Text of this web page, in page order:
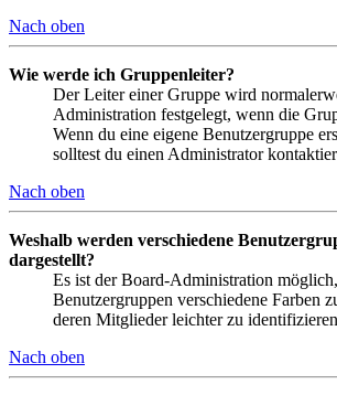
Nach oben
Wie werde ich Gruppenleiter?
Der Leiter einer Gruppe wird
Administration festgelegt, wenn die
Wenn du eine eigene Benutzergruppe
solltest du einen Administrator
Nach oben
Weshalb werden verschiedene
dargestellt?
Es ist der Board-Administration
Benutzergruppen verschiedene Farben
deren Mitglieder leichter zu
Nach oben